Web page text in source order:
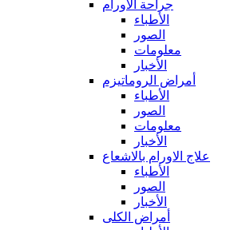
جراحة الاورام
الأطباء
الصور
معلومات
الأخبار
أمراض الروماتيزم
الأطباء
الصور
معلومات
الأخبار
علاج الاورام بالاشعاع
الأطباء
الصور
الأخبار
أمراض الكلى